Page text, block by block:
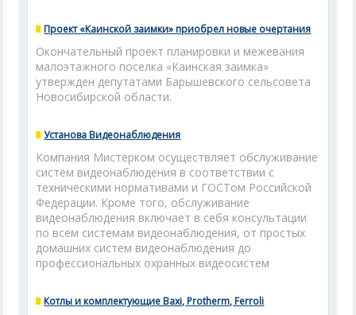
Проект «Каинской заимки» приобрел новые очертания
Окончательный проект планировки и межевания
малоэтажного поселка «Каинская заимка»
утвержден депутатами Барышевского сельсовета
Новосибирской области.
Установа Видеонаблюдения
Компания Мистерком осуществляет обслуживание
систем видеонаблюдения в соответствии с
техническими нормативами и ГОСТом Российской
Федерации. Кроме того, обслуживание
видеонаблюдения включает в себя консультации
по всем системам видеонаблюдения, от простых
домашних систем видеонаблюдения до
профессиональных охранных видеосистем
Котлы и комплектующие Baxi, Protherm, Ferroli